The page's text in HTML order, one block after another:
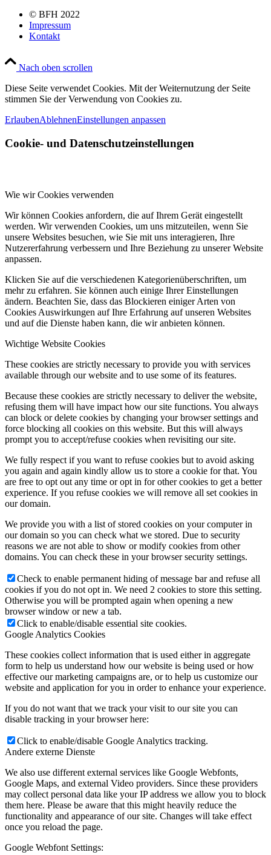
© BFH 2022
Impressum
Kontakt
Nach oben scrollen
Diese Seite verwendet Cookies. Mit der Weiternutzung der Seite
stimmen Sie der Verwendung von Cookies zu.
ErlaubenAblehnenEinstellungen anpassen
Cookie- und Datenschutzeinstellungen
Wie wir Cookies verwenden
Wir können Cookies anfordern, die auf Ihrem Gerät eingestellt
werden. Wir verwenden Cookies, um uns mitzuteilen, wenn Sie
unsere Websites besuchen, wie Sie mit uns interagieren, Ihre
Nutzererfahrung verbessern und Ihre Beziehung zu unserer Website
anpassen.
Klicken Sie auf die verschiedenen Kategorienüberschriften, um
mehr zu erfahren. Sie können auch einige Ihrer Einstellungen
ändern. Beachten Sie, dass das Blockieren einiger Arten von
Cookies Auswirkungen auf Ihre Erfahrung auf unseren Websites
und auf die Dienste haben kann, die wir anbieten können.
Wichtige Website Cookies
These cookies are strictly necessary to provide you with services
available through our website and to use some of its features.
Because these cookies are strictly necessary to deliver the website,
refusing them will have impact how our site functions. You always
can block or delete cookies by changing your browser settings and
force blocking all cookies on this website. But this will always
prompt you to accept/refuse cookies when revisiting our site.
We fully respect if you want to refuse cookies but to avoid asking
you again and again kindly allow us to store a cookie for that. You
are free to opt out any time or opt in for other cookies to get a better
experience. If you refuse cookies we will remove all set cookies in
our domain.
We provide you with a list of stored cookies on your computer in
our domain so you can check what we stored. Due to security
reasons we are not able to show or modify cookies from other
domains. You can check these in your browser security settings.
Check to enable permanent hiding of message bar and refuse all
cookies if you do not opt in. We need 2 cookies to store this setting.
Otherwise you will be prompted again when opening a new
browser window or new a tab.
Click to enable/disable essential site cookies.
Google Analytics Cookies
These cookies collect information that is used either in aggregate
form to help us understand how our website is being used or how
effective our marketing campaigns are, or to help us customize our
website and application for you in order to enhance your experience.
If you do not want that we track your visit to our site you can
disable tracking in your browser here:
Click to enable/disable Google Analytics tracking.
Andere externe Dienste
We also use different external services like Google Webfonts,
Google Maps, and external Video providers. Since these providers
may collect personal data like your IP address we allow you to block
them here. Please be aware that this might heavily reduce the
functionality and appearance of our site. Changes will take effect
once you reload the page.
Google Webfont Settings: